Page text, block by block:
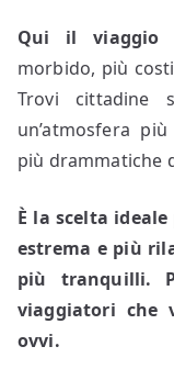
Qui il viaggio
morbido, più
Trovi cittadine
un’atmosfera
più drammatiche
È la scelta
estrema e più
più tranquilli.
viaggiatori che
ovvi.